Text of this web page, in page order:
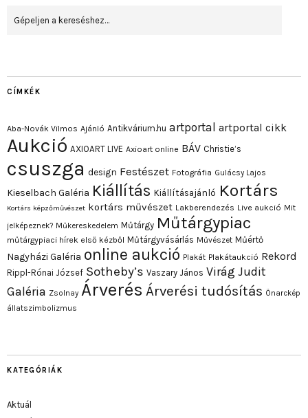
CÍMKÉK
Aba-Novák Vilmos Ajánló Antikvárium.hu artportal artportal cikk
Aukció AXIOART LIVE Axioart online BÁV Christie’s
csuszga design Festészet Fotográfia Gulácsy Lajos
Kieselbach Galéria Kiállítás Kiállításajánló Kortárs
Kortárs képzőművészet kortárs művészet Lakberendezés Live aukció Mit
jelképeznek? Műkereskedelem Műtárgy Műtárgypiac
műtárgypiaci hírek első kézből Műtárgyvásárlás Művészet Műértő
Nagyházi Galéria online aukció Plakát Plakátaukció Rekord
Rippl-Rónai József Sotheby’s Vaszary János Virág Judit
Galéria Zsolnay Árverés Árverési tudósítás Önarckép
állatszimbolizmus
KATEGÓRIÁK
Aktuál